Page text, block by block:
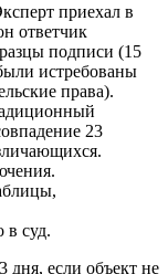
приехал в
ответчик
подписи (15
истребованы
права).
23
в суд.
дня, если объект не